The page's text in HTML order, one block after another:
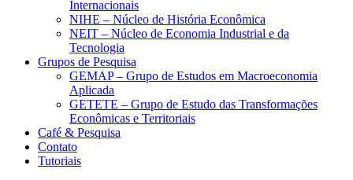
Internacionais
NIHE – Núcleo de História Econômica
NEIT – Núcleo de Economia Industrial e da
Tecnologia
Grupos de Pesquisa
GEMAP – Grupo de Estudos em Macroeconomia
Aplicada
GETETE – Grupo de Estudo das Transformações
Econômicas e Territoriais
Café & Pesquisa
Contato
Tutoriais